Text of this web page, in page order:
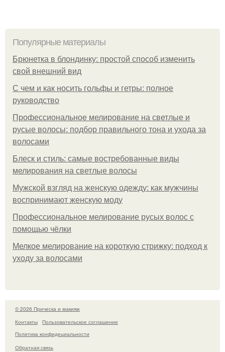
Популярные материалы
Брюнетка в блондинку: простой способ изменить
свой внешний вид
С чем и как носить гольфы и гетры: полное
руководство
Профессиональное мелирование на светлые и
русые волосы: подбор правильного тона и ухода за
волосами
Блеск и стиль: самые востребованные виды
мелирования на светлые волосы
Мужской взгляд на женскую одежду: как мужчины
воспринимают женскую моду
Профессиональное мелирование русых волос с
помощью чёлки
Мелкое мелирование на короткую стрижку: подход к
уходу за волосами
© 2026 Прическа и макияж
Контакты
Пользовательское соглашение
Политика конфидециальности
Обратная связь